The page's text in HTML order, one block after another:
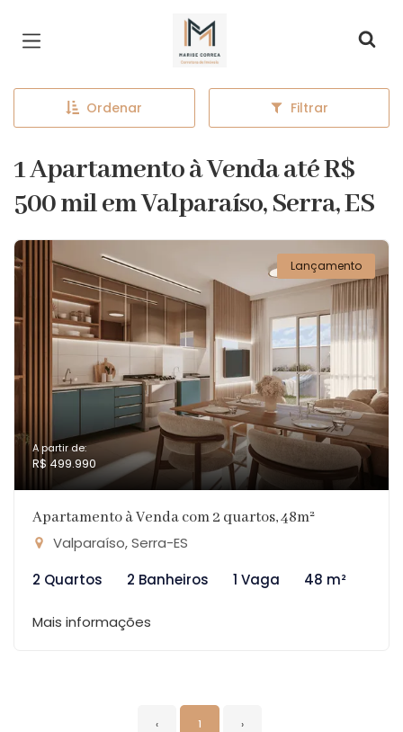
Página inicial
Ordenar Filtrar
1 Apartamento à Venda até R$
500 mil em Valparaíso, Serra, ES
Lançamento
A partir de:
R$ 499.990
Apartamento à Venda com 2 quartos, 48m²
Valparaíso, Serra-ES
2 Quartos
2 Banheiros 1 Vaga 48 m²
Mais informações
‹ 1 ›